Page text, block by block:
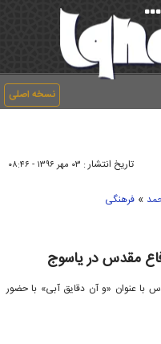
نسخه اصلی
تاریخ انتشار : ۰۳ مهر ۱۳۹۶ - ۰۸:۴۶
» فرهنگی
مقدس در یاسوج
با عنوان «و آن دقایق آبی» با حضور